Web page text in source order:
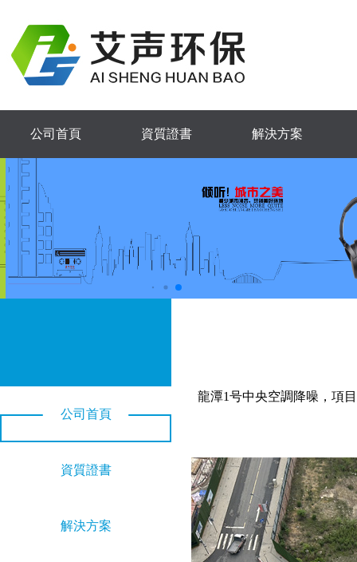
公司首頁 資質證書 解決方案
公司首頁
資質證書
解決方案
龍潭1号中央空調降噪，項